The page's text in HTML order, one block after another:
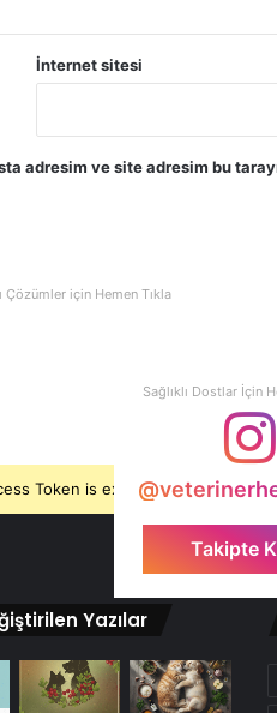
İnternet sitesi
adresim ve site adresim bu
Çözümler için Hemen Tıkla
Sağlıklı Dostlar İçin
Takipte
Token is expired, Go to the
Yazılar